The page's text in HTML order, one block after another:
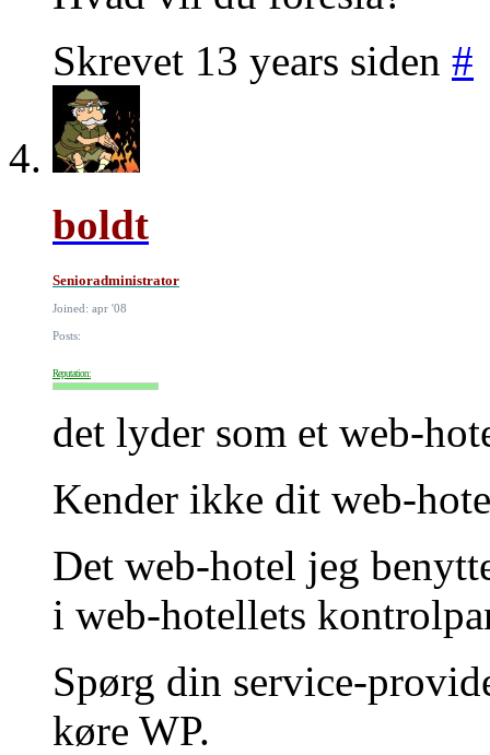
Skrevet 13 years siden #
boldt
Senioradministrator
Joined: apr '08
Posts:
Reputation:
det lyder som et web-
Kender ikke dit web-
Det web-hotel jeg
i web-hotellets
Spørg din service-
køre WP.